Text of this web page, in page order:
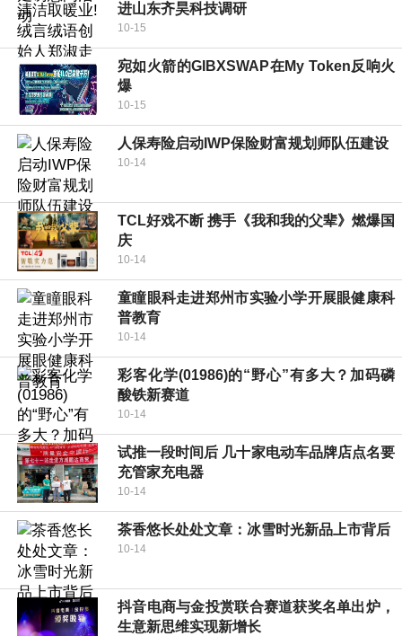
进山东齐昊科技调研
10-15
宛如火箭的GIBXSWAP在My Token反响火
爆
10-15
人保寿险启动IWP保险财富规划师队伍建设
10-14
TCL好戏不断 携手《我和我的父辈》燃爆国
庆
10-14
童瞳眼科走进郑州市实验小学开展眼健康科
普教育
10-14
彩客化学(01986)的“野心”有多大？加码磷
酸铁新赛道
10-14
试推一段时间后 几十家电动车品牌店点名要
充管家充电器
10-14
茶香悠长处处文章：冰雪时光新品上市背后
10-14
抖音电商与金投赏联合赛道获奖名单出炉，
生意新思维实现新增长